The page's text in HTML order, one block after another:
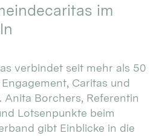
im
verbindet seit mehr als 50
Caritas und
Borchers, Referentin
Lotsenpunkte beim
gibt Einblicke in die